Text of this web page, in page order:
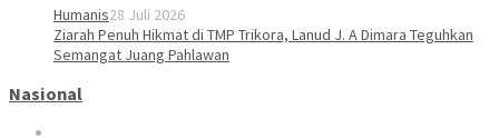
Humanis28 Juli 2026
Ziarah Penuh Hikmat di TMP Trikora, Lanud J. A Dimara Teguhkan
Semangat Juang Pahlawan
Nasional